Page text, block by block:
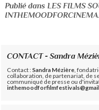
Publié dans LES FILMS
CONTACT - Sandra
Contact : Sandra Mézière ,
collaboration, de partenariat, de
communiqué de presse ou